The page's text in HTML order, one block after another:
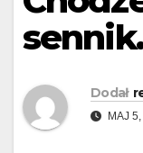
sennik.
Dodał
MAJ